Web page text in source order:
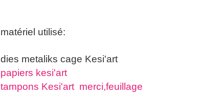
matériel utilisé:
dies metaliks cage Kesi'art
papiers kesi'art
tampons Kesi'art merci,feuillage